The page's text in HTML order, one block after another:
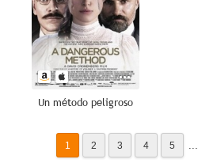
Un método peligroso
1 2 3 4 5 ...